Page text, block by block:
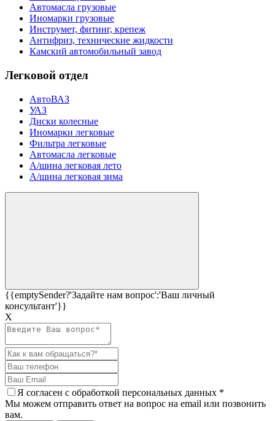
Автомасла грузовые
Иномарки грузовые
Инструмет, фитинг, крепеж
Антифриз, технические жидкости
Камский автомобильный завод
Легковой отдел
АвтоВАЗ
УАЗ
Диски колесные
Иномарки легковые
Фильтра легковые
Автомасла легковые
А/шина легковая лето
А/шина легковая зима
{{emptySender?'Задайте нам вопрос':'Ваш личный
консультант'}}
Х
Я согласен c обработкой персональных данных *
Мы можем отправить ответ на вопрос на email или позвонить
вам.